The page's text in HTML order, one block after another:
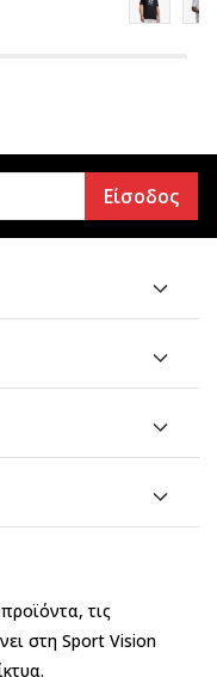
Είσοδος
τις
στη Sport Vision